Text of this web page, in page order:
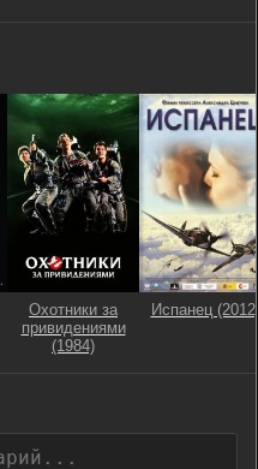
Охотники за
привидениями
(1984)
Испанец